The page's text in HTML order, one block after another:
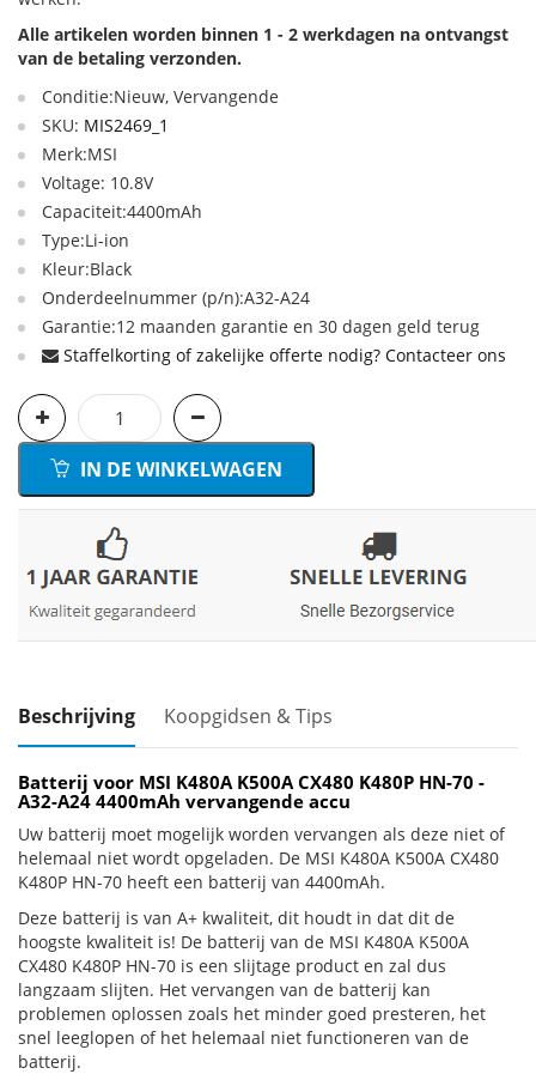
Alle artikelen worden binnen 1 - 2 werkdagen na ontvangst
van de betaling verzonden.
Conditie:Nieuw, Vervangende
SKU: MIS2469_1
Merk:MSI
Voltage: 10.8V
Capaciteit:4400mAh
Type:Li-ion
Kleur:Black
Onderdeelnummer (p/n):A32-A24
Garantie:12 maanden garantie en 30 dagen geld terug
Staffelkorting of zakelijke offerte nodig? Contacteer ons
IN DE WINKELWAGEN
Beschrijving Koopgidsen & Tips
Batterij voor MSI K480A K500A CX480 K480P HN-70 -
A32-A24 4400mAh vervangende accu
Uw batterij moet mogelijk worden vervangen als deze niet of
helemaal niet wordt opgeladen. De MSI K480A K500A CX480
K480P HN-70 heeft een batterij van 4400mAh.
Deze batterij is van A+ kwaliteit, dit houdt in dat dit de
hoogste kwaliteit is! De batterij van de MSI K480A K500A
CX480 K480P HN-70 is een slijtage product en zal dus
langzaam slijten. Het vervangen van de batterij kan
problemen oplossen zoals het minder goed presteren, het
snel leeglopen of het helemaal niet functioneren van de
batterij.